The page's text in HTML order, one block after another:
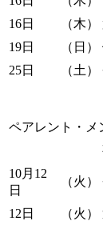
16日
（木）
19日
（日）
25日
（土）
ペアレント・メ
10月12
日
（火）
12日 （火）